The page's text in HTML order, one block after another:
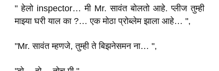
" हेलो inspector… मी Mr. सावंत बोलतो आहे. प्लीज तुम्ही
माझ्या घरी याल का ?… एक मोठा प्रोब्लेम झाला आहे… ",
"Mr. सावंत म्हणजे, तुम्ही ते बिझनेसमन ना… ",